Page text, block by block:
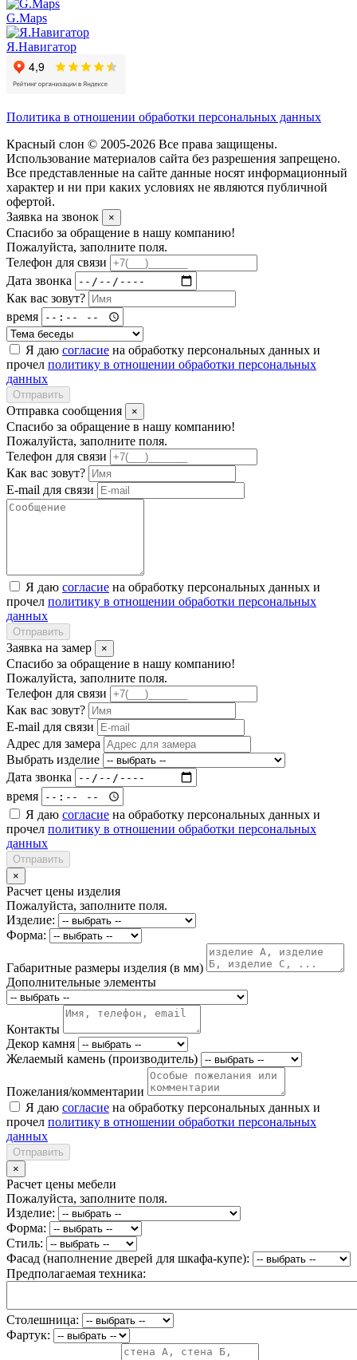
G.Maps
Я.Навигатор
Политика в отношении обработки персональных данных
Красный слон © 2005-2026 Все права защищены.
Использование материалов сайта без разрешения запрещено.
Все представленные на сайте данные носят информационный
характер и ни при каких условиях не являются публичной
офертой.
Заявка на звонок
×
Спасибо за обращение в нашу компанию!
Пожалуйста, заполните поля.
Телефон для связи
Дата звонка
Как вас зовут?
время
Я даю согласие на обработку персональных данных и
прочел политику в отношении обработки персональных
данных
Отправить
Отправка сообщения ×
Спасибо за обращение в нашу компанию!
Пожалуйста, заполните поля.
Телефон для связи
Как вас зовут?
E-mail для связи
Я даю согласие на обработку персональных данных и
прочел политику в отношении обработки персональных
данных
Отправить
Заявка на замер ×
Спасибо за обращение в нашу компанию!
Пожалуйста, заполните поля.
Телефон для связи
Как вас зовут?
E-mail для связи
Адрес для замера
Выбрать изделие
Дата звонка
время
Я даю согласие на обработку персональных данных и
прочел политику в отношении обработки персональных
данных
Отправить
×
Расчет цены изделия
Пожалуйста, заполните поля.
Изделие:
Форма:
Габаритные размеры изделия (в мм)
Дополнительные элементы
Контакты
Декор камня
Желаемый камень (производитель)
Пожелания/комментарии
Я даю согласие на обработку персональных данных и
прочел политику в отношении обработки персональных
данных
Отправить
×
Расчет цены мебели
Пожалуйста, заполните поля.
Изделие:
Форма:
Стиль:
Фасад (наполнение дверей для шкафа-купе):
Предполагаемая техника:
Столешница:
Фартук: